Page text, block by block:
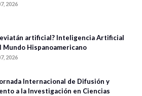
2026
artificial? Inteligencia Artificial
Mundo Hispanoamericano
2026
Internacional de Difusión y
a la Investigación en Ciencias